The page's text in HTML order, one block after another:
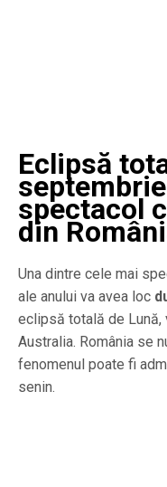
Eclipsă
spectacol
din
Una dintre cele mai
ale anului va avea loc
eclipsă totală de Lună,
Australia. România se
fenomenul poate fi
senin.